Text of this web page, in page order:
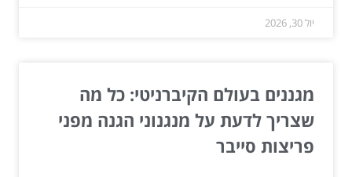
יול 30, 2026
מגננים בעולם הקיברניטי: כל מה
שצריך לדעת על מנגנוני הגנה מפני
פריצות סייבר